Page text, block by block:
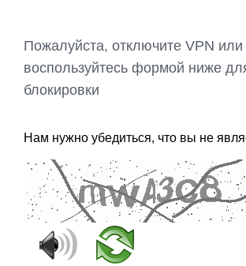
Пожалуйста, отключите VPN или
воспользуйтесь формой ниже
блокировки
Нам нужно убедиться, что вы не